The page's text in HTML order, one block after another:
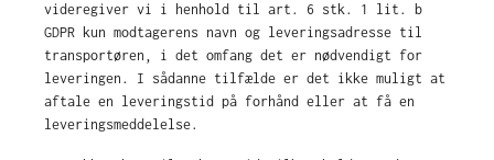
videregiver vi i henhold til art. 6 stk. 1 lit. b
GDPR kun modtagerens navn og leveringsadresse til
transportøren, i det omfang det er nødvendigt for
leveringen. I sådanne tilfælde er det ikke muligt at
aftale en leveringstid på forhånd eller at få en
leveringsmeddelelse.